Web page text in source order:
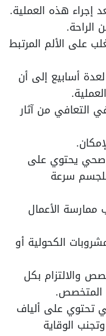
إجراء هذه العملية.
على الألم المرتبط
أسابيع إلى أن
التعافي من آثار
صحي يحتوي على
للجسم سرعة
ممارسة الأعمال
الكحولية أو
والالتزام بكل
المتخصص.
تحتوي على ألياف
الوقاية